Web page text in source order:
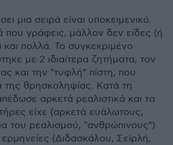
μια σειρά είναι υποκειμενικό.
που γράφεις, μάλλον δεν είδες (ή
πολλά. Το συγκεκριμένο
με 2 ιδιαίτερα ζητήματα, τον
και την "τυφλή" πίστη, που
της θρησκοληψίας. Κατά τη
αρκετά ρεαλιστικά και τα
είχε (αρκετά ευάλωτους,
του ρεαλισμού, "ανθρώπινους")
ερμηνείες (Διδασκάλου, Σεϊρλή,